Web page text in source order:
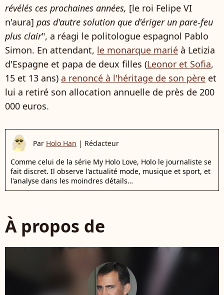
révélés ces prochaines années, [le roi Felipe VI
n'aura] pas d'autre solution que d'ériger un pare-feu
plus clair", a réagi le politologue espagnol Pablo
Simon. En attendant, le monarque marié à Letizia
d'Espagne et papa de deux filles (Leonor et Sofia,
15 et 13 ans) a renoncé à l'héritage de son père et
lui a retiré son allocation annuelle de près de 200
000 euros.
Par Holo Han | Rédacteur
Comme celui de la série My Holo Love, Holo le journaliste se
fait discret. Il observe l'actualité mode, musique et sport, et
l'analyse dans les moindres détails…
À propos de